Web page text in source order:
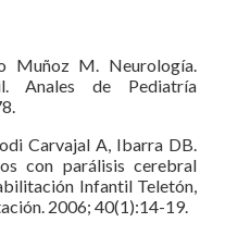
Muñoz M. Neurología.
Anales de Pediatría
Carvajal A, Ibarra DB.
con parálisis cerebral
Infantil Teletón,
2006; 40(1):14-19.